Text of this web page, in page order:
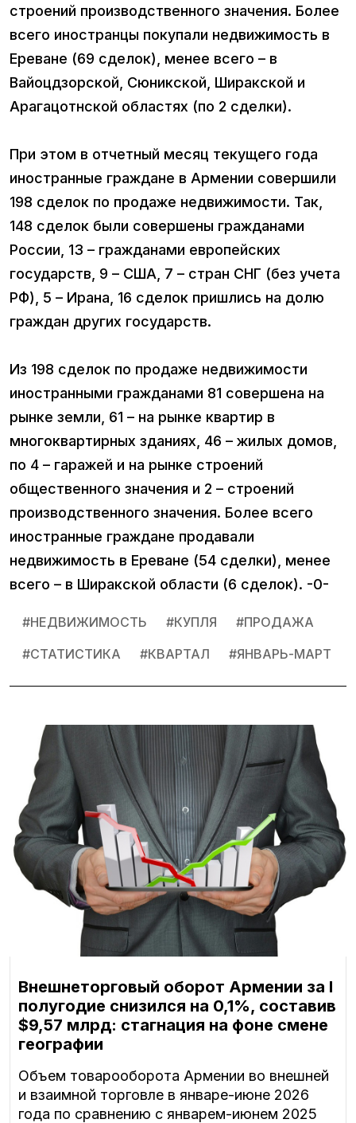
строений производственного значения. Более
всего иностранцы покупали недвижимость в
Ереване (69 сделок), менее всего – в
Вайоцдзорской, Сюникской, Ширакской и
Арагацотнской областях (по 2 сделки).
При этом в отчетный месяц текущего года
иностранные граждане в Армении совершили
198 сделок по продаже недвижимости. Так,
148 сделок были совершены гражданами
России, 13 – гражданами европейских
государств, 9 – США, 7 – стран СНГ (без учета
РФ), 5 – Ирана, 16 сделок пришлись на долю
граждан других государств.
Из 198 сделок по продаже недвижимости
иностранными гражданами 81 совершена на
рынке земли, 61 – на рынке квартир в
многоквартирных зданиях, 46 – жилых домов,
по 4 – гаражей и на рынке строений
общественного значения и 2 – строений
производственного значения. Более всего
иностранные граждане продавали
недвижимость в Ереване (54 сделки), менее
всего – в Ширакской области (6 сделок). -0-
#НЕДВИЖИМОСТЬ #КУПЛЯ #ПРОДАЖА
#СТАТИСТИКА #КВАРТАЛ #ЯНВАРЬ-МАРТ
Внешнеторговый оборот Армении за I
полугодие снизился на 0,1%, составив
$9,57 млрд: стагнация на фоне смене
географии
Объем товарооборота Армении во внешней
и взаимной торговле в январе-июне 2026
года по сравнению с январем-июнем 2025